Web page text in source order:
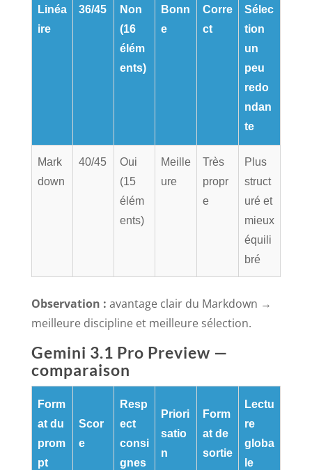
Linéa
ire
36/45
Non
(16
élém
ents)
Bonn
e
Corre
ct
Sélec
tion
un
peu
redo
ndan
te
Mark
down
40/45
Oui
(15
élém
ents)
Meille
ure
Très
propr
e
Plus
struct
uré et
mieux
équili
bré
Observation : avantage clair du Markdown →
meilleure discipline et meilleure sélection.
Gemini 3.1 Pro Preview —
comparaison
Form
at du
prom
pt
Scor
e
Resp
ect
consi
gnes
Priori
satio
n
Form
at de
sortie
Lectu
re
globa
le